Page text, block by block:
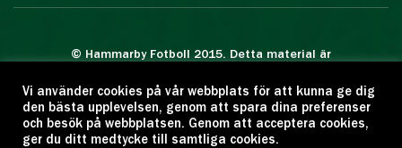
© Hammarby Fotboll 2015. Detta material är
Eftertryck eller annan kopiering är förbjuden.
Citera oss gärna men ange källan:
www.hammarbyfotboll.se. Ansvarig utgivare:
Vi använder cookies på vår webbplats för att kunna ge dig
den bästa upplevelsen, genom att spara dina preferenser
och besök på webbplatsen. Genom att acceptera cookies,
ger du ditt medtycke till samtliga cookies.